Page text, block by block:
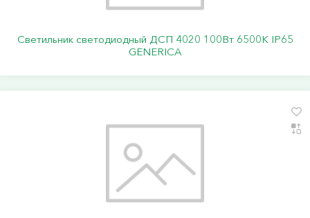
Светильник светодиодный ДСП 4020 100Вт 6500К IP65
GENERICA